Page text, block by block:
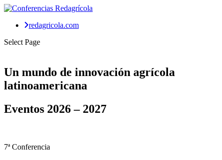
redagricola.com
Select Page
Un mundo de innovación agrícola
latinoamericana
Eventos 2026 – 2027
7ª Conferencia